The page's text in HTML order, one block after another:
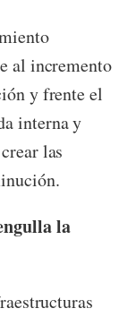
al incremento
y frente el
interna y
las
la